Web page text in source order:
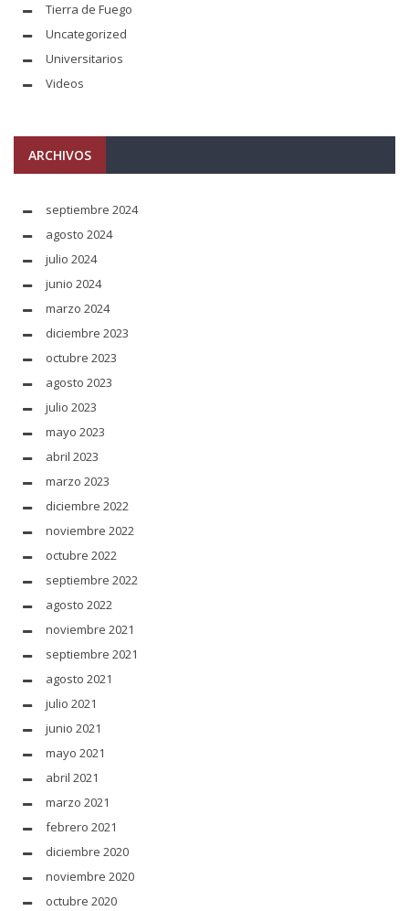
Tierra de Fuego
Uncategorized
Universitarios
Videos
ARCHIVOS
septiembre 2024
agosto 2024
julio 2024
junio 2024
marzo 2024
diciembre 2023
octubre 2023
agosto 2023
julio 2023
mayo 2023
abril 2023
marzo 2023
diciembre 2022
noviembre 2022
octubre 2022
septiembre 2022
agosto 2022
noviembre 2021
septiembre 2021
agosto 2021
julio 2021
junio 2021
mayo 2021
abril 2021
marzo 2021
febrero 2021
diciembre 2020
noviembre 2020
octubre 2020